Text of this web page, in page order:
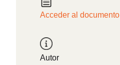
Acceder al documento
Autor